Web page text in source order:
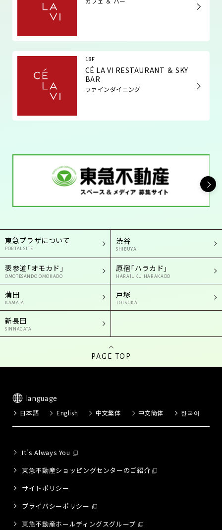
18F
CÉ LA VI RESTAURANT ＆ SKY
BAR
ファインダイニング
東急プラザについて
PORTAL SITE
渋谷
SHIBUYA
表参道「オモカド」
OMOTESANDO OMOKADO
原宿「ハラカド」
HARAJUKU HARAKADO
蒲田
KAMATA
戸塚
TOTSUKA
新長田
SINNAGATA
PAGE TOP
language
日本語 English 中文繁体 中文簡体 한국어
It's Always You
東急不動産ショッピングセンターのご紹介
サイトポリシー
プライバシーポリシー
東急不動産ホールディングスグループ